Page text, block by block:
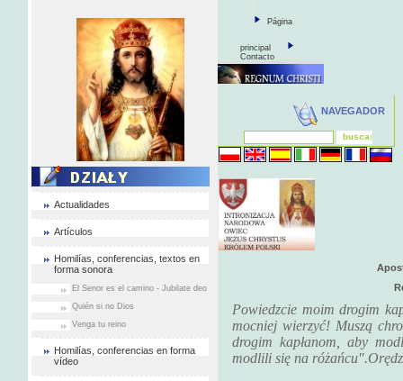
Actualidades
Artículos
Homilías, conferencias, textos en
forma sonora
El Senor es el camino - Jubilate deo
Quién si no Dios
Venga tu reino
Homilías, conferencias en forma
vídeo
Página
principal
Contacto
NAVEGADOR
Powiedzcie moim drogim
mocniej wierzyć! Muszą
drogim kapłanom, aby
modlili się na